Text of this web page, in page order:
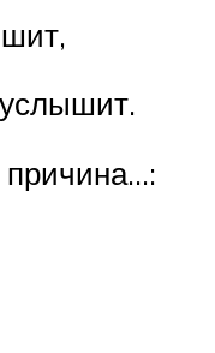
причина…: